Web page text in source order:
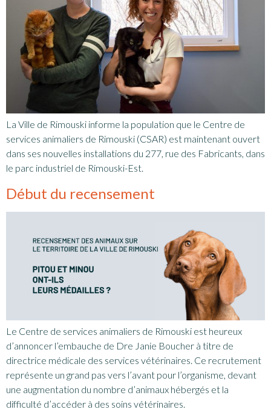
La Ville de Rimouski informe la population que le Centre de
services animaliers de Rimouski (CSAR) est maintenant ouvert
dans ses nouvelles installations du 277, rue des Fabricants, dans
le parc industriel de Rimouski-Est.
Début du recensement
Le Centre de services animaliers de Rimouski est heureux
d’annoncer l’embauche de Dre Janie Boucher à titre de
directrice médicale des services vétérinaires. Ce recrutement
représente un grand pas vers l’avant pour l’organisme, devant
une augmentation du nombre d’animaux hébergés et la
difficulté d’accéder à des soins vétérinaires.